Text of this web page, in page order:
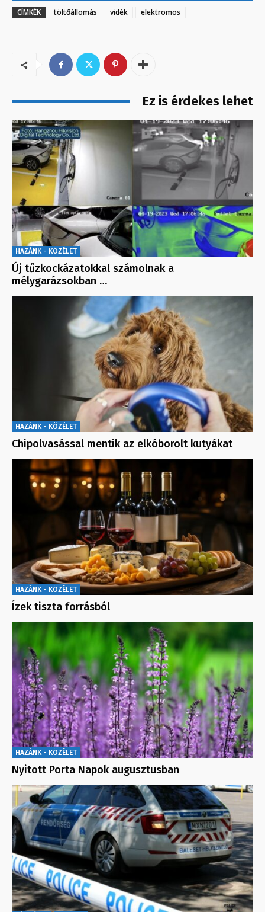
CÍMKÉK
töltőállomás vidék elektromos
Ez is érdekes lehet
HAZÁNK - KÖZÉLET
Új tűzkockázatokkal számolnak a
mélygarázsokban …
HAZÁNK - KÖZÉLET
Chipolvasással mentik az elkóborolt kutyákat
HAZÁNK - KÖZÉLET
Ízek tiszta forrásból
HAZÁNK - KÖZÉLET
Nyitott Porta Napok augusztusban